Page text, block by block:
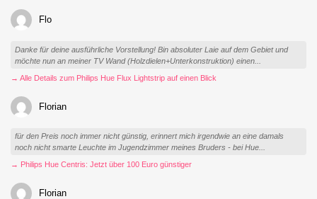
Flo
Danke für deine ausführliche Vorstellung! Bin absoluter Laie auf dem Gebiet und
möchte nun an meiner TV Wand (Holzdielen+Unterkonstruktion) einen...
→ Alle Details zum Philips Hue Flux Lightstrip auf einen Blick
Florian
für den Preis noch immer nicht günstig, erinnert mich irgendwie an eine damals
noch nicht smarte Leuchte im Jugendzimmer meines Bruders - bei Hue...
→ Philips Hue Centris: Jetzt über 100 Euro günstiger
Florian